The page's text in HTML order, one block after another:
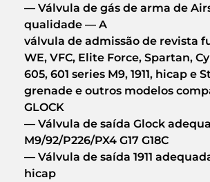
— Válvula de gás de arma de
qualidade — A
válvula de admissão de revista
WE, VFC, Elite Force, Spartan,
605, 601 series M9, 1911, hicap e
grenade e outros modelos
GLOCK
— Válvula de saída Glock
M9/92/P226/PX4 G17 G18C
— Válvula de saída 1911 adequada
hicap